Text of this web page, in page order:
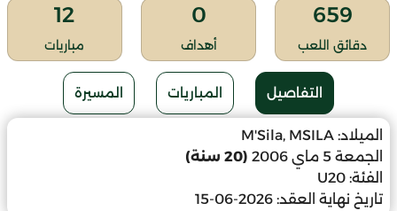
659
دقائق اللعب
0
أهداف
12
مباريات
التفاصيل المباريات المسيرة
الميلاد: M'Sila, MSILA
الجمعة 5 ماي 2006
(20 سنة)
الفئة: U20
تاريخ نهاية العقد: 2026-06-15